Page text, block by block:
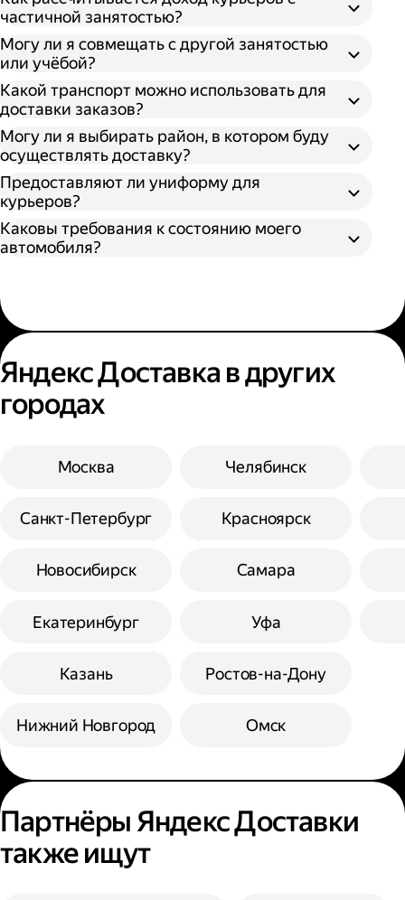
частичной занятостью?
Могу ли я совмещать с другой занятостью
или учёбой?
Какой транспорт можно использовать для
доставки заказов?
Могу ли я выбирать район, в котором буду
осуществлять доставку?
Предоставляют ли униформу для
курьеров?
Каковы требования к состоянию моего
автомобиля?
Яндекс Доставка в других
городах
Москва
Санкт-Петербург
Новосибирск
Екатеринбург
Казань
Нижний Новгород
Челябинск
Красноярск
Самара
Уфа
Ростов-на-Дону
Омск
Партнёры Яндекс Доставки
также ищут